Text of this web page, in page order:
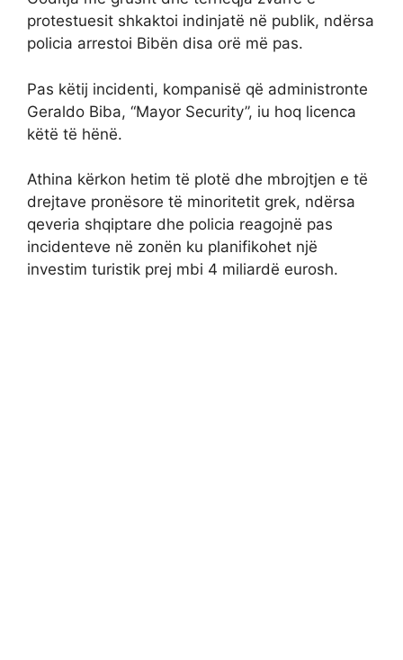
protestuesit shkaktoi indinjatë në publik, ndërsa
policia arrestoi Bibën disa orë më pas.
Pas këtij incidenti, kompanisë që administronte
Geraldo Biba, “Mayor Security”, iu hoq licenca
këtë të hënë.
Athina kërkon hetim të plotë dhe mbrojtjen e të
drejtave pronësore të minoritetit grek, ndërsa
qeveria shqiptare dhe policia reagojnë pas
incidenteve në zonën ku planifikohet një
investim turistik prej mbi 4 miliardë eurosh.